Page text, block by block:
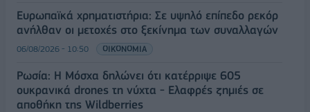
Ευρωπαϊκά χρηματιστήρια: Σε υψηλό επίπεδο ρεκόρ
ανήλθαν οι μετοχές στο ξεκίνημα των συναλλαγών
06/08/2026 - 10:50 ΟΙΚΟΝΟΜΙΑ
Ρωσία: Η Μόσχα δηλώνει ότι κατέρριψε 605
ουκρανικά drones τη νύχτα - Ελαφρές ζημιές σε
αποθήκη της Wildberries